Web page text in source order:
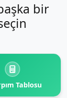
bir
Tablosu